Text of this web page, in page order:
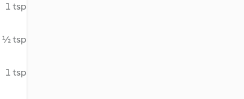
1 tsp
½ tsp
1 tsp